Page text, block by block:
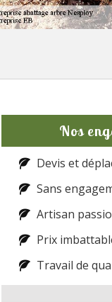
Nos
Devis et
Sans
Artisan
Prix
Travail de